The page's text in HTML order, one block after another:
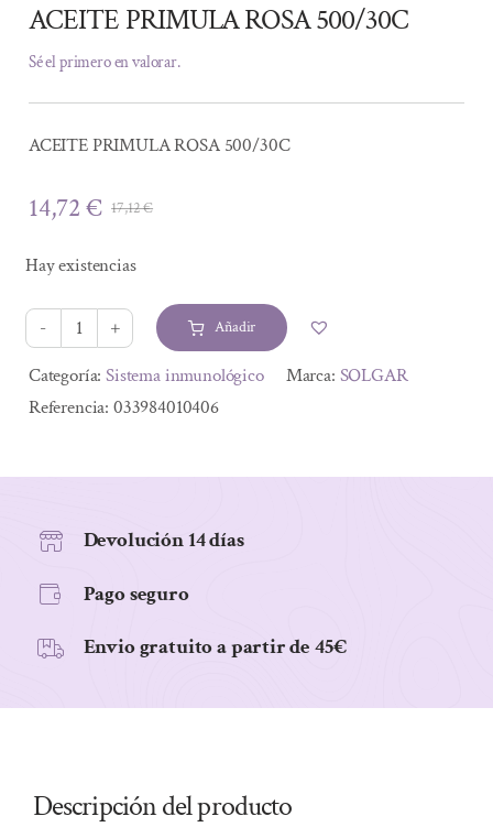
ACEITE PRIMULA ROSA 500/30C
Sé el primero en valorar.
ACEITE PRIMULA ROSA 500/30C
17,12€El
era:
17,12 €.
14,72€
El
es:
14,72 €.
Hay existencias
ACEITE
PRIMULA
ROSA
Añadir
Alternative:
Categoría:Sistema inmunológico Marca: SOLGAR
Referencia: 033984010406
Devolución 14 días
Pago seguro
Envio gratuito a partir de 45€
Descripción del producto